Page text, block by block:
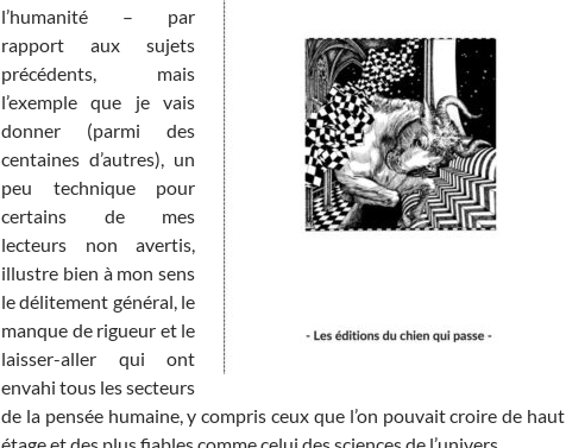
l’humanité – par
rapport aux sujets
précédents, mais
l’exemple que je vais
donner (parmi des
centaines d’autres), un
peu technique pour
certains de mes
lecteurs non avertis,
illustre bien à mon sens
le délitement général, le
manque de rigueur et le
laisser-aller qui ont
envahi tous les secteurs
de la pensée humaine, y compris ceux que l’on pouvait croire de haut